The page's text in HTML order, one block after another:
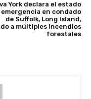
York declara el estado
emergencia en condado
de Suffolk, Long Island,
a múltiples incendios
forestales